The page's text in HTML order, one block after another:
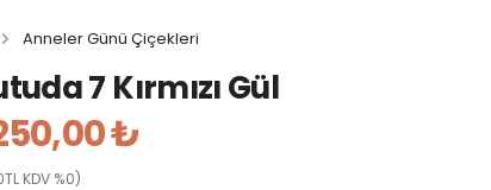
Anneler Günü Çiçekleri
7 Kırmızı Gül
₺
KDV %0)